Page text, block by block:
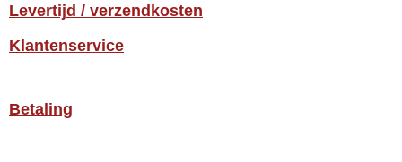
Levertijd / verzendkosten
Klantenservice
Betaling